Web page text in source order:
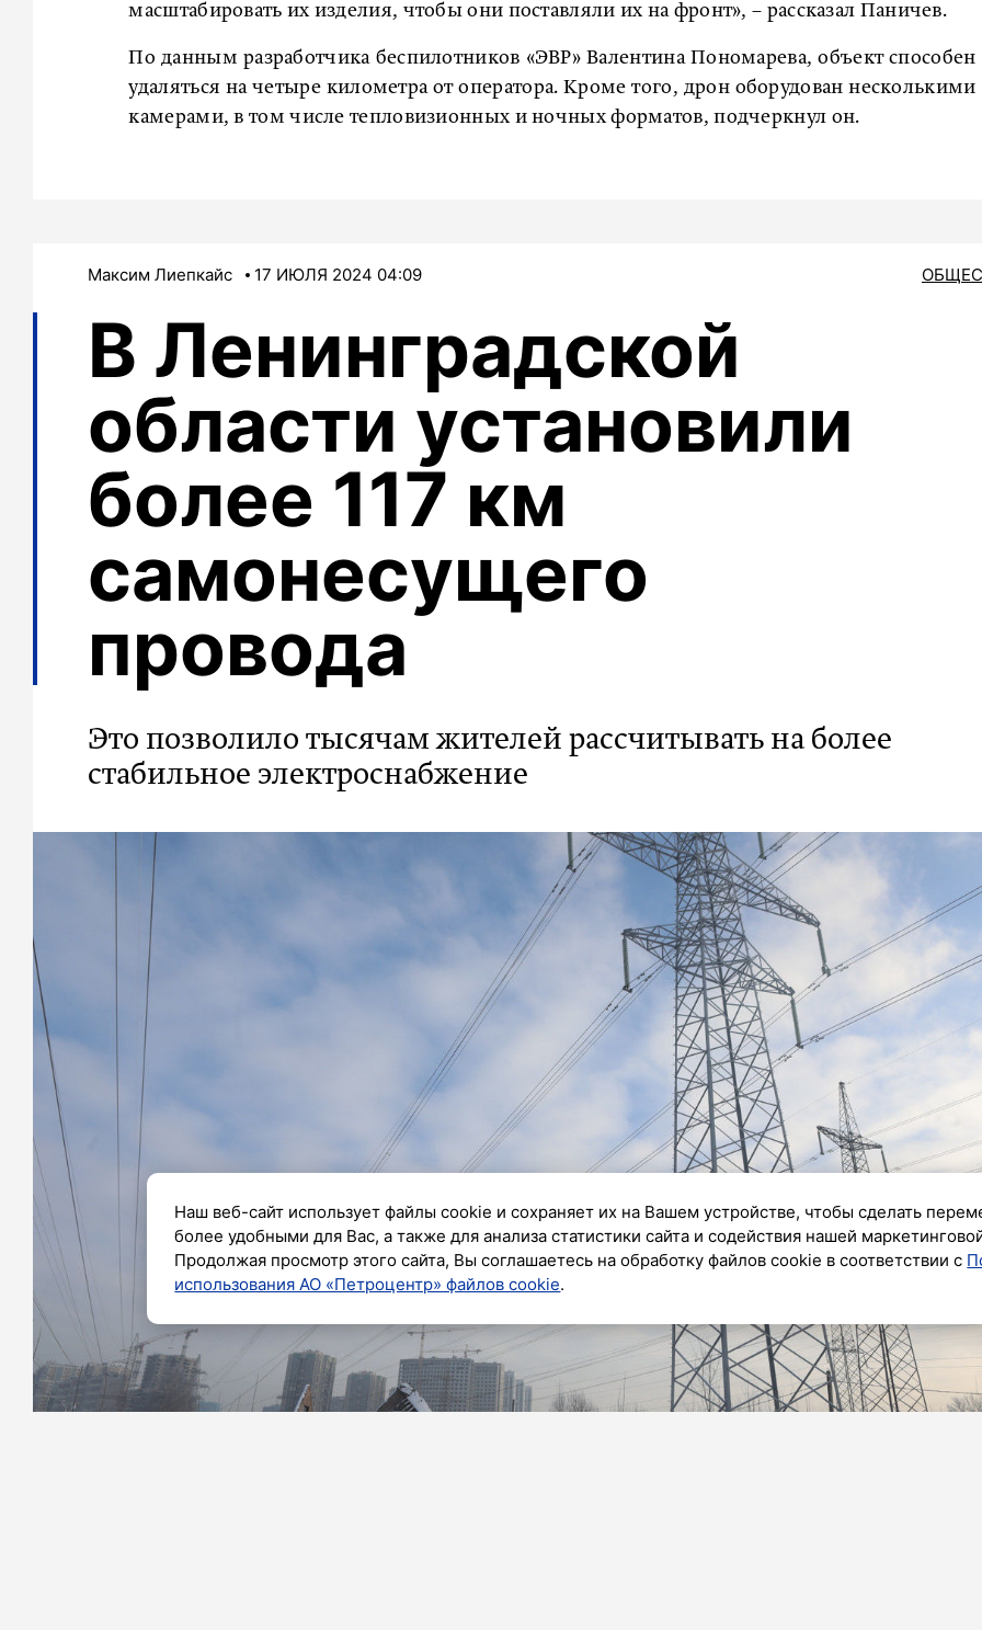
масштабировать их изделия, чтобы они поставляли их на фронт», – рассказал Паничев.
По данным разработчика беспилотников «ЭВР» Валентина Пономарева, объект способен
удаляться на четыре километра от оператора. Кроме того, дрон оборудован несколькими
камерами, в том числе тепловизионных и ночных форматов, подчеркнул он.
Максим Лиепкайс 17 ИЮЛЯ 2024 04:09
В Ленинградской
области установили
более 117 км
самонесущего
провода
Это позволило тысячам жителей рассчитывать на более
стабильное электроснабжение
Наш веб-сайт использует файлы cookie и сохраняет их на Вашем устройстве, чтобы сделать
более удобными для Вас, а также для анализа статистики сайта и содействия нашей
Продолжая просмотр этого сайта, Вы соглашаетесь на обработку файлов cookie в соответствии с
использования АО «Петроцентр» файлов cookie.